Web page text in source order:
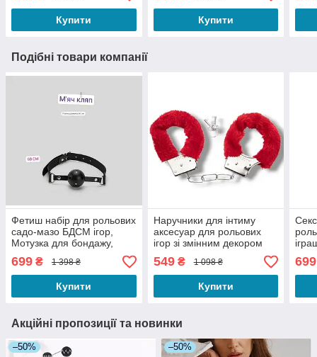
Купити Купити
Подібні товари компанії
Фетиш набір для рольових
садо-мазо БДСМ ігор,
Мотузка для бондажу,
Мотузка для зв'язування
БДСМ
699 ₴ 1 398 ₴
Купити
Наручники для інтиму
аксесуар для рольових
ігор зі змінним декором
хутро червоне розмір
універсальний
549₴ 1 098 ₴
Купити
699
Акційні пропозиції та новинки
–50% –50%